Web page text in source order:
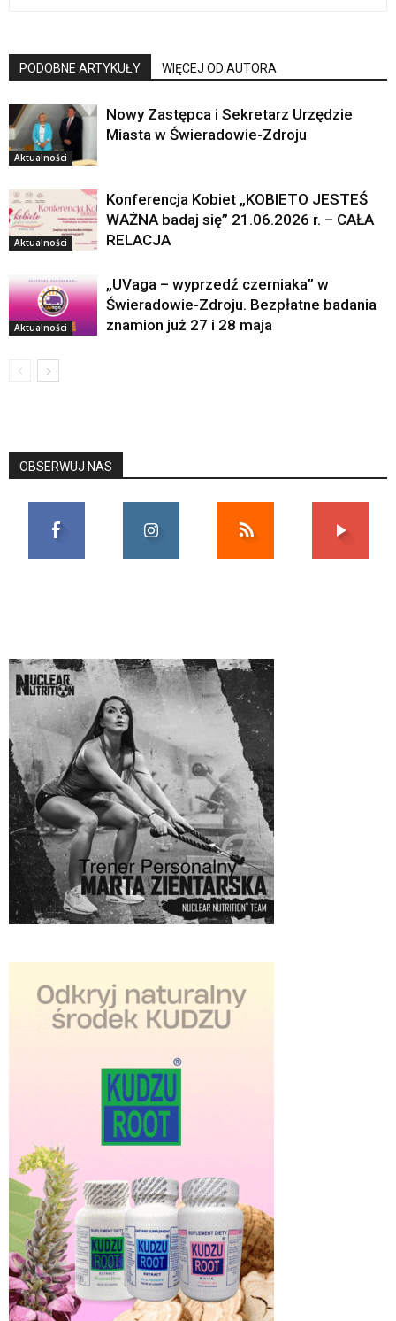
PODOBNE ARTYKUŁY WIĘCEJ OD AUTORA
Aktualności
Nowy Zastępca i Sekretarz Urzędzie
Miasta w Świeradowie-Zdroju
Aktualności
Konferencja Kobiet „KOBIETO JESTEŚ
WAŻNA badaj się” 21.06.2026 r. – CAŁA
RELACJA
Aktualności
„UVaga – wyprzedź czerniaka” w
Świeradowie-Zdroju. Bezpłatne badania
znamion już 27 i 28 maja
OBSERWUJ NAS